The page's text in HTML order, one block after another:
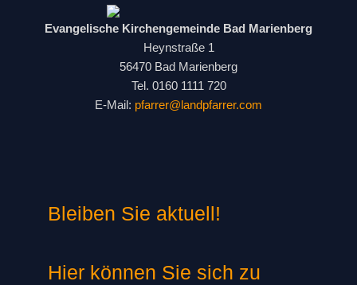
Evangelische Kirchengemeinde Bad Marienberg
Heynstraße 1
56470 Bad Marienberg
Tel. 0160 1111 720
E-Mail: pfarrer@landpfarrer.com
Bleiben Sie aktuell!
Hier können Sie sich zu